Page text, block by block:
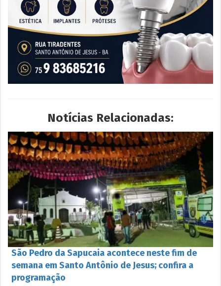
Notícias Relacionadas:
São Pedro da Sapucaia acontece neste fim de
semana em Santo Antônio de Jesus; confira a
programação